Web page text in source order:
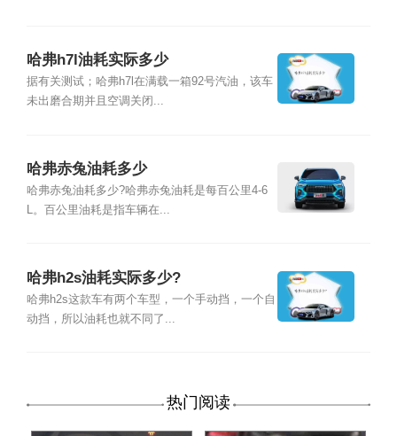
哈弗h7l油耗实际多少
据有关测试；哈弗h7l在满载一箱92号汽油，该车
未出磨合期并且空调关闭...
哈弗赤兔油耗多少
哈弗赤兔油耗多少?哈弗赤兔油耗是每百公里4-6
L。百公里油耗是指车辆在...
哈弗h2s油耗实际多少?
哈弗h2s这款车有两个车型，一个手动挡，一个自
动挡，所以油耗也就不同了...
热门阅读